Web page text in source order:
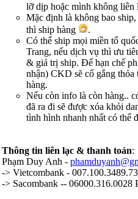
lỡ dịp hoặc mình không liên
Mặc định là không bao
thì ship hàng
.
Có thể ship mọi miền tổ
Trang, nếu dịch vụ thì ưu
& giá trị ship. Để hạn chế
nhận) CKD sẽ cố gắng
hàng.
Nếu còn info là còn hàng..
đã ra đi sẽ được xóa khỏi
tình hình nhanh nhất có thể
Thông tin liên lạc & thanh toán:
Phạm Duy Anh -
-> Vietcombank -
-> Sacombank --